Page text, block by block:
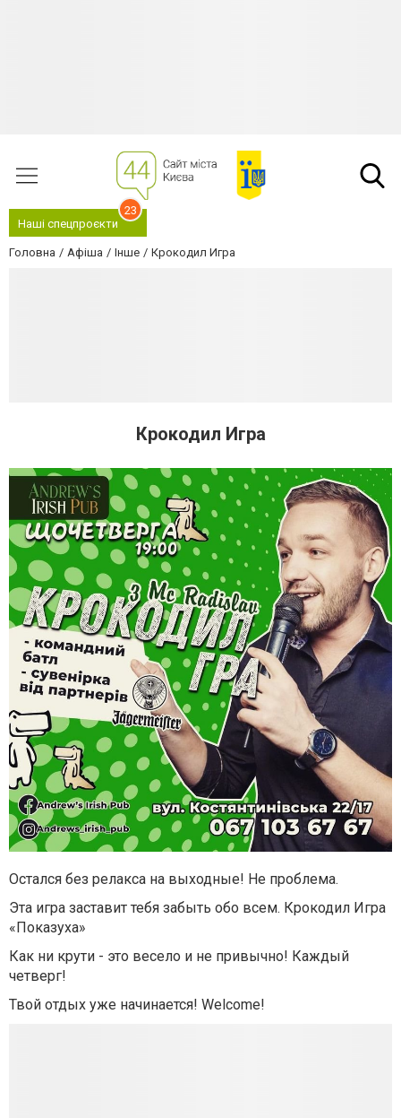
Наші спецпроєкти
23
Головна Афіша Інше Крокодил Игра
Крокодил Игра
Остался без релакса на выходные! Не проблема.
Эта игра заставит тебя забыть обо всем. Крокодил Игра
«Показуха»
Как ни крути - это весело и не привычно! Каждый
четверг!
Твой отдых уже начинается! Welcome!